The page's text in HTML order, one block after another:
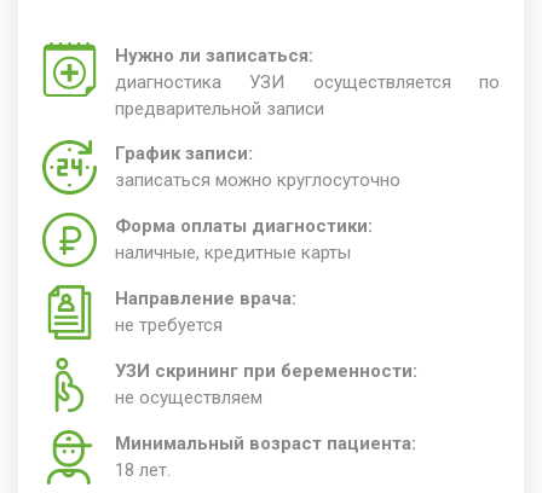
Нужно ли записаться:
диагностика УЗИ осуществляется по
предварительной записи
График записи:
записаться можно круглосуточно
Форма оплаты диагностики:
наличные, кредитные карты
Направление врача:
не требуется
УЗИ скрининг при беременности:
не осуществляем
Минимальный возраст пациента:
18 лет.